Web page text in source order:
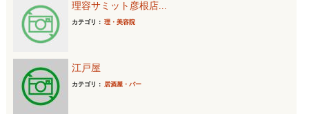
理容サミット彦根店...
カテゴリ： 理・美容院
江戸屋
カテゴリ： 居酒屋・バー